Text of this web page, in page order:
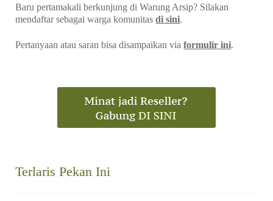
Baru pertamakali berkunjung di Warung Arsip? Silakan
mendaftar sebagai warga komunitasdi sini.
Pertanyaan atau saran bisa disampaikan viaformulir ini.
Terlaris Pekan Ini